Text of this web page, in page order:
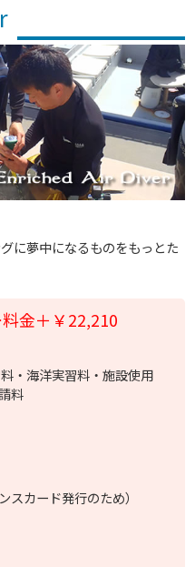
に夢中になるものをもっとた
金＋￥22,210
・海洋実習料・施設使用
料
カード発行のため）